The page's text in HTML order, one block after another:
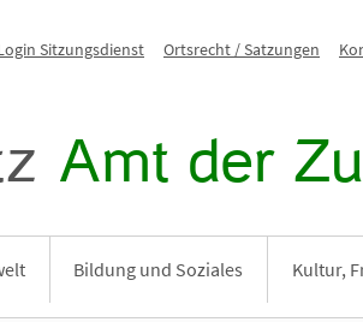
Sitzungsdienst Ortsrecht / Satzungen
Amt der
Bildung und Soziales Kultur,